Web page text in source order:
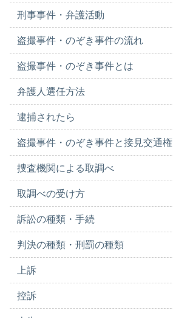
刑事事件・弁護活動
盗撮事件・のぞき事件の流れ
盗撮事件・のぞき事件とは
弁護人選任方法
逮捕されたら
盗撮事件・のぞき事件と接見交通権
捜査機関による取調べ
取調べの受け方
訴訟の種類・手続
判決の種類・刑罰の種類
上訴
控訴